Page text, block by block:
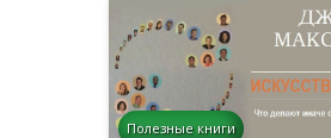
Полезные книги